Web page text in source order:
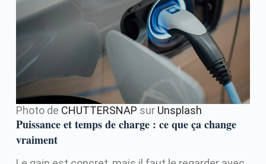
Photo de CHUTTERSNAP sur Unsplash
Puissance et temps de charge : ce que ça change
vraiment